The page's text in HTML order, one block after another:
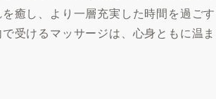
癒し、より一層充実した時間を過ごす
受けるマッサージは、心身ともに温ま